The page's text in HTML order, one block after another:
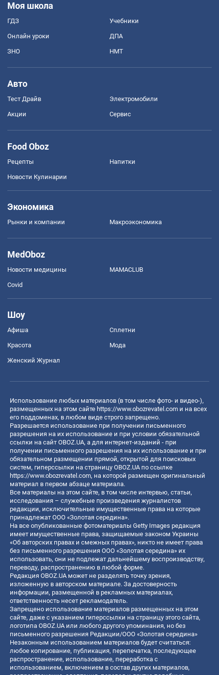
Моя школа
ГДЗ Учебники
Онлайн уроки ДПА
ЗНО НМТ
Авто
Тест Драйв Электромобили
Акции Сервис
Food Oboz
Рецепты Напитки
Новости Кулинарии
Экономика
Рынки и компании Mакроэкономика
MedOboz
Новости медицины MAMACLUB
Covid
Шоу
Афиша Сплетни
Красота Мода
Женский Журнал
Использование любых материалов (в том числе фото- и видео-),
размещенных на этом сайте https://www.obozrevatel.com и на всех
его поддоменах, в любом виде строго запрещено.
Разрешается использование при получении письменного
разрешения на их использование и при условии обязательной
ссылки на сайт OBOZ.UA, а для интернет-изданий - при
получении письменного разрешения на их использование и при
обязательном размещении прямой, открытой для поисковых
систем, гиперссылки на страницу OBOZ.UA по ссылке
https://www.obozrevatel.com, на которой размещен оригинальный
материал в первом абзаце материала.
Все материалы на этом сайте, в том числе интервью, статьи,
исследования – служебные произведения журналистов
редакции, исключительные имущественные права на которые
принадлежат ООО «Золотая середина».
На все опубликованные фотоматериалы Getty Images редакция
имеет имущественные права, защищаемые законом Украины
«Об авторских правах и смежных правах», никто не имеет права
без письменного разрешения ООО «Золотая середина» их
использовать, они не подлежат дальнейшему воспроизводству,
переводу, распространению в любой форме.
Редакция OBOZ.UA может не разделять точку зрения,
изложенную в авторском материале. За достоверность
информации, размещенной в рекламных материалах,
ответственность несет рекламодатель.
Запрещено использование материалов размещенных на этом
сайте, даже с указанием гиперссылки на страницу этого сайта,
логотипа OBOZ.UA или любого другого упоминания, но без
письменного разрешения Редакции/ООО «Золотая середина»
Незаконным использованием материалов будет считаться:
любое копирование, публикация, перепечатка, последующее
распространение, использование, переработка с
использованием, включением в состав других материалов,